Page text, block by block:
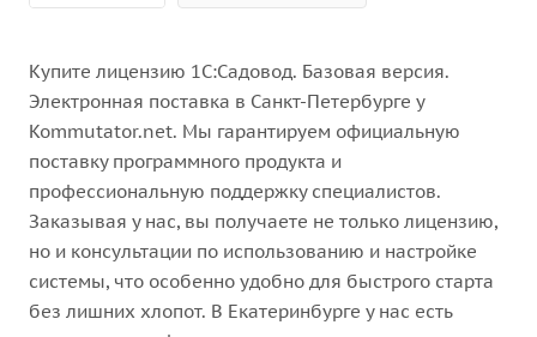
Купите лицензию 1С:Садовод. Базовая версия.
Электронная поставка в Санкт-Петербурге у
Kommutator.net. Мы гарантируем официальную
поставку программного продукта и
профессиональную поддержку специалистов.
Заказывая у нас, вы получаете не только лицензию,
но и консультации по использованию и настройке
системы, что особенно удобно для быстрого старта
без лишних хлопот. В Екатеринбурге у нас есть